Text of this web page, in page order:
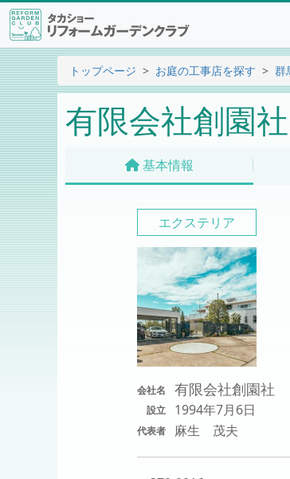
トップページ お庭の工事店を探す 群
有限会社創園社
基本情報
エクステリア
会社名 有限会社創園社
設立 1994年7月6日
代表者 麻生 茂夫